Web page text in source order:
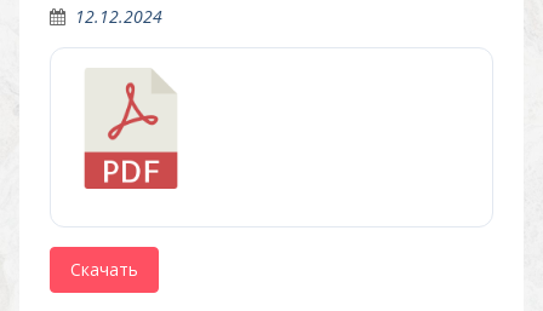
12.12.2024
Скачать